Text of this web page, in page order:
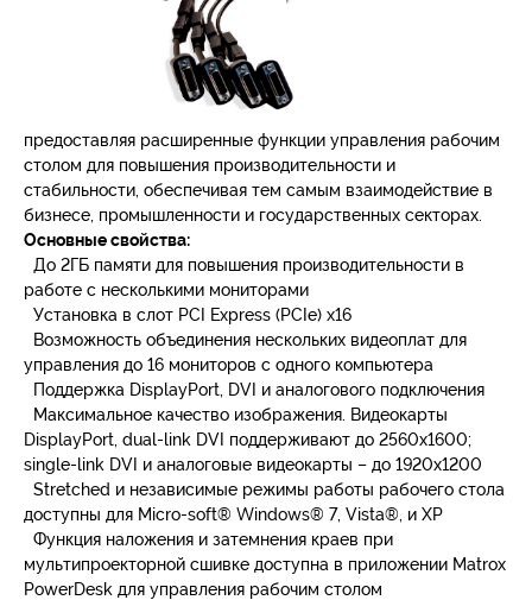
предоставляя расширенные функции управления рабочим
столом для повышения производительности и
стабильности, обеспечивая тем самым взаимодействие в
бизнесе, промышленности и государственных секторах.
Основные свойства:
До 2ГБ памяти для повышения производительности в
работе с несколькими мониторами
Установка в слот PCI Express (PCIe) x16
Возможность объединения нескольких видеоплат для
управления до 16 мониторов с одного компьютера
Поддержка DisplayPort, DVI и аналогового подключения
Максимальное качество изображения. Видеокарты
DisplayPort, dual-link DVI поддерживают до 2560х1600;
single-link DVI и аналоговые видеокарты – до 1920х1200
Stretched и независимые режимы работы рабочего стола
доступны для Micro-soft® Windows® 7, Vista®, и XP
Функция наложения и затемнения краев при
мультипроекторной сшивке доступна в приложении Matrox
PowerDesk для управления рабочим столом